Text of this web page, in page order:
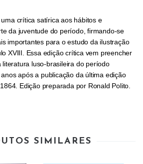
crítica satírica aos hábitos e
da juventude do período, firmando-se
importantes para o estudo da ilustração
XVIII. Essa edição crítica vem preencher
luso-brasileira do período
após a publicação da última edição
Edição preparada por Ronald Polito.
SIMILARES